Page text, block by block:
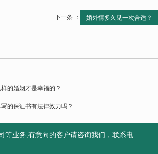
下一条 ： 婚外情多久见一次合适？
样的婚姻才是幸福的？
写的保证书有法律效力吗？
等业务,有意向的客户请咨询我们，联系电